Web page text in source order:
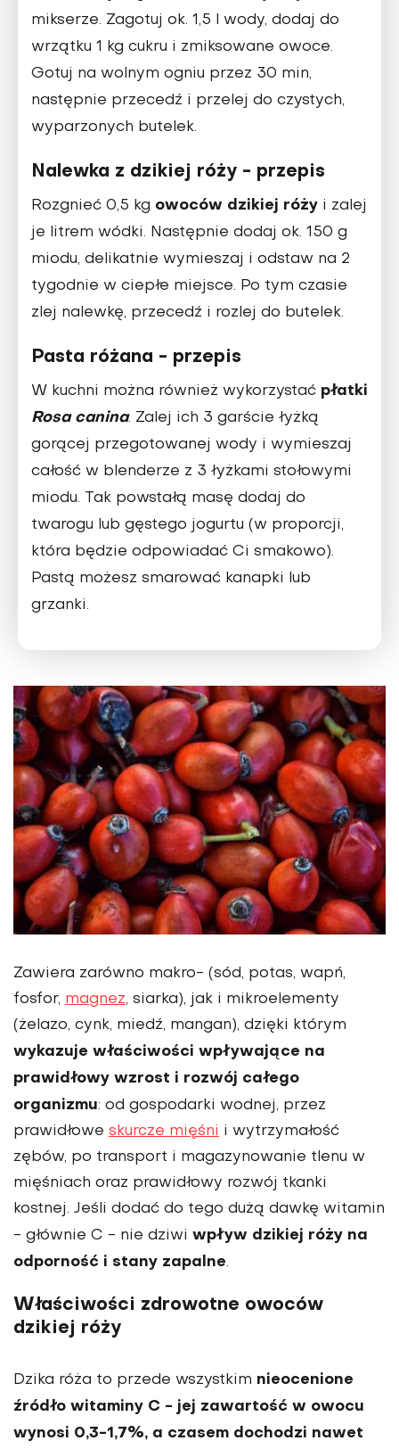
mikserze. Zagotuj ok. 1,5 l wody, dodaj do
wrzątku 1 kg cukru i zmiksowane owoce.
Gotuj na wolnym ogniu przez 30 min,
następnie przecedź i przelej do czystych,
wyparzonych butelek.
Nalewka z dzikiej róży - przepis
Rozgnieć 0,5 kg owoców dzikiej róży i zalej
je litrem wódki. Następnie dodaj ok. 150 g
miodu, delikatnie wymieszaj i odstaw na 2
tygodnie w ciepłe miejsce. Po tym czasie
zlej nalewkę, przecedź i rozlej do butelek.
Pasta różana - przepis
W kuchni można również wykorzystać płatki
Rosa canina. Zalej ich 3 garście łyżką
gorącej przegotowanej wody i wymieszaj
całość w blenderze z 3 łyżkami stołowymi
miodu. Tak powstałą masę dodaj do
twarogu lub gęstego jogurtu (w proporcji,
która będzie odpowiadać Ci smakowo).
Pastą możesz smarować kanapki lub
grzanki.
Zawiera zarówno makro- (sód, potas, wapń,
fosfor, magnez, siarka), jak i mikroelementy
(żelazo, cynk, miedź, mangan), dzięki którym
wykazuje właściwości wpływające na
prawidłowy wzrost i rozwój całego
organizmu: od gospodarki wodnej, przez
prawidłowe skurcze mięśni i wytrzymałość
zębów, po transport i magazynowanie tlenu w
mięśniach oraz prawidłowy rozwój tkanki
kostnej. Jeśli dodać do tego dużą dawkę witamin
- głównie C - nie dziwi wpływ dzikiej róży na
odporność i stany zapalne.
Właściwości zdrowotne owoców
dzikiej róży
Dzika róża to przede wszystkim nieocenione
źródło witaminy C - jej zawartość w owocu
wynosi 0,3-1,7%, a czasem dochodzi nawet